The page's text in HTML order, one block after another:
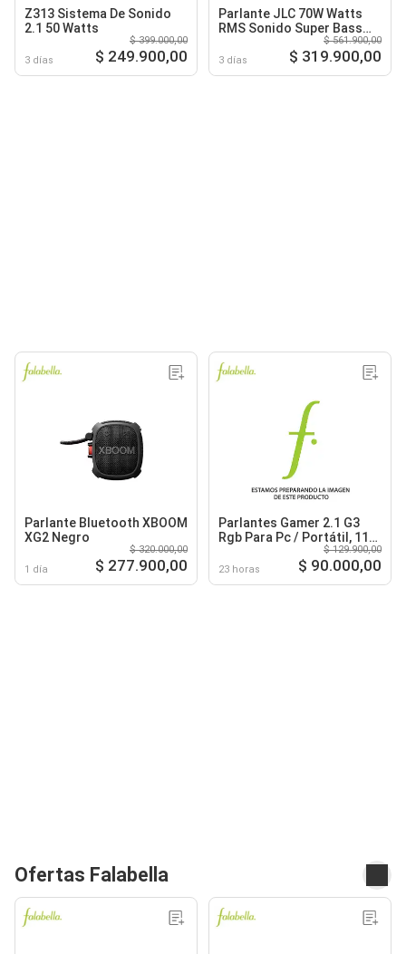
Z313 Sistema De Sonido
2.1 50 Watts
3 días
$ 399.000,00
$ 249.900,00
Parlante JLC 70W Watts
RMS Sonido Super Bass
Bluetooth con TWS y LED -
Ref. JLC-R213LS
3 días
$ 561.900,00
$ 319.900,00
Parlante Bluetooth XBOOM
XG2 Negro
1 día
$ 320.000,00
$ 277.900,00
Parlantes Gamer 2.1 G3
Rgb Para Pc / Portátil, 11
23 horas
$ 129.900,00
$ 90.000,00
Ofertas Falabella